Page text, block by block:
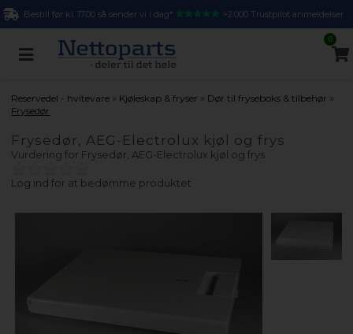
Bestill før kl. 17.00 så sender vi i dag* >2.000 Trustpilot anmeldelser
0
Reservedel - hvitevare » Kjøleskap & fryser » Dør til fryseboks & tilbehør »
Frysedør
Frysedør, AEG-Electrolux kjøl og frys
Vurdering for Frysedør, AEG-Electrolux kjøl og frys
Log ind for at bedømme produktet